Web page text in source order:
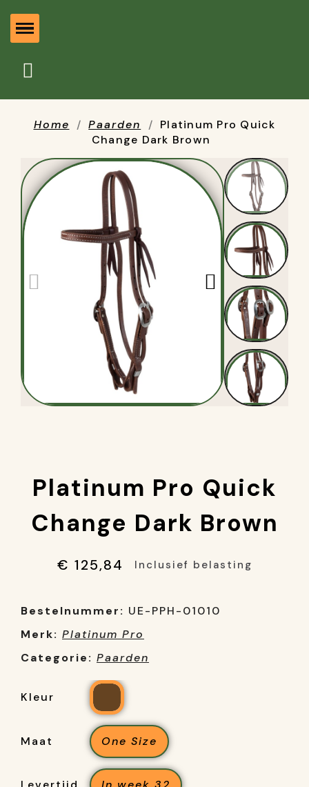
Home Paarden
Platinum Pro Quick
Change Dark Brown
Platinum Pro Quick
Change Dark Brown
€ 125,84 Inclusief belasting
Bestelnummer: UE-PPH-01010
Merk: Platinum Pro
Categorie: Paarden
Kleur
Maat One Size